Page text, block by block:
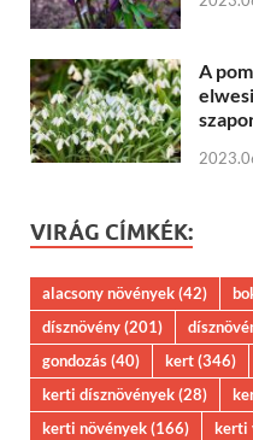
A
VIRÁG CÍMKÉK:
alacsony növények(42)
dísznövény(201)
gondozás(40) kert(346)
kerti dísznövények(28)
kerti növények(166) kerti